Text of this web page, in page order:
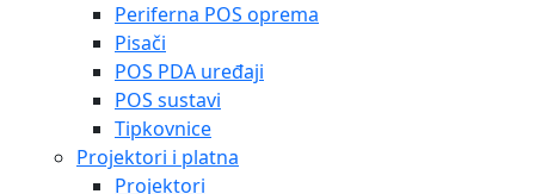
Periferna POS oprema
Pisači
POS PDA uređaji
POS sustavi
Tipkovnice
Projektori i platna
Projektori